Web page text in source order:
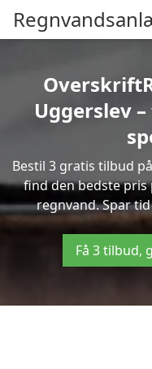
Uggerslev
Bestil 3 gratis tilbud
find den bedste
regnvand. Spar
Få 3 tilbud,